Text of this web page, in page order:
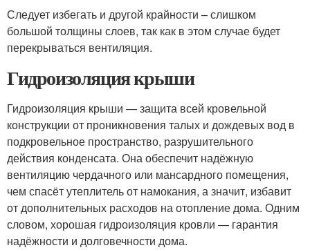
Следует избегать и другой крайности – слишком
большой толщины слоев, так как в этом случае будет
перекрываться вентиляция.
Гидроизоляция крыши
Гидроизоляция крыши — защита всей кровельной
конструкции от проникновения талых и дождевых вод в
подкровельное пространство, разрушительного
действия конденсата. Она обеспечит надёжную
вентиляцию чердачного или мансардного помещения,
чем спасёт утеплитель от намокания, а значит, избавит
от дополнительных расходов на отопление дома. Одним
словом, хорошая гидроизоляция кровли — гарантия
надёжности и долговечности дома.